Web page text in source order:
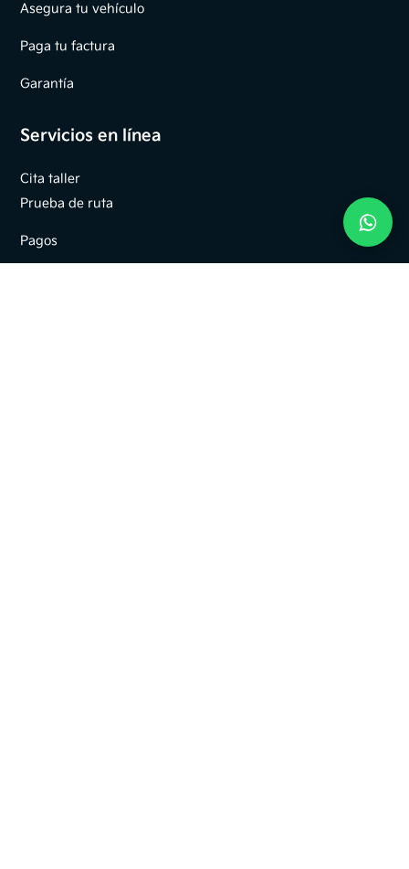
Asegura tu vehículo
Paga tu factura
Garantía
Servicios en línea
Cita taller
Prueba de ruta
Pagos